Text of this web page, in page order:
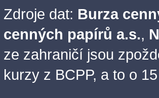
Zdroje dat: Burza
cenných papírů a.s.,
ze zahraničí jsou
kurzy z BCPP, a to o